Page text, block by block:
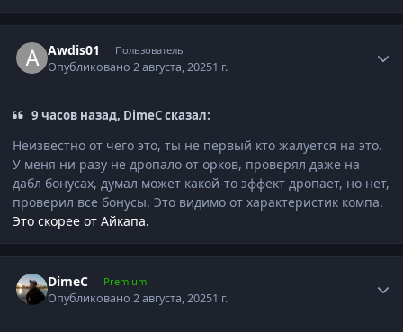
Awdis01 Пользователь
Опубликовано2 августа, 20251 г.
9 часов назад, DimeC сказал:
Неизвестно от чего это, ты не первый кто жалуется на это.
У меня ни разу не дропало от орков, проверял даже на
дабл бонусах, думал может какой-то эффект дропает, но нет,
проверил все бонусы. Это видимо от характеристик компа.
Это скорее от Айкапа.
DimeC Premium
Опубликовано2 августа, 20251 г.